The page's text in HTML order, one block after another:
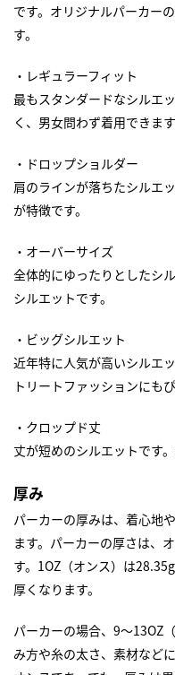
です。オリジナルパーカー
す。
・レギュラーフィット
最もスタンダードなシルエ
く、男女問わず着用できます
・ドロップショルダー
肩のラインが落ちたシルエ
が特徴です。
・オーバーサイズ
全体的にゆったりとしたシ
シルエットです。
・ビッグシルエット
近年特に人気が高いシルエ
トリートファッションにも
・クロップド丈
丈が短めのシルエットです
厚み
パーカーの厚みは、着心地
ます。パーカーの厚さは、
す。1OZ（オンス）は
厚くなります。
パーカーの場合、9～13OZ
み方や糸の太さ、素材など